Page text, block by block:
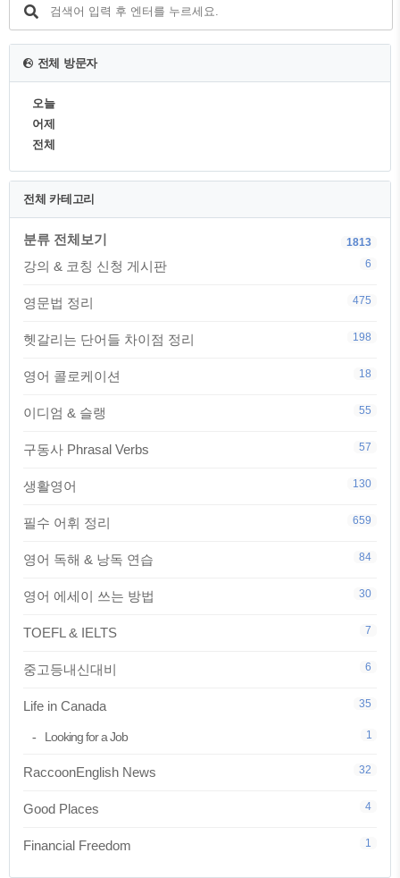
전체 방문자
오늘
어제
전체
전체 카테고리
분류 전체보기 1813
강의 & 코칭 신청 게시판 6
영문법 정리 475
헷갈리는 단어들 차이점 정리 198
영어 콜로케이션 18
이디엄 & 슬랭 55
구동사 Phrasal Verbs 57
생활영어 130
필수 어휘 정리 659
영어 독해 & 낭독 연습 84
영어 에세이 쓰는 방법 30
TOEFL & IELTS 7
중고등내신대비 6
Life in Canada 35
Looking for a Job 1
RaccoonEnglish News 32
Good Places 4
Financial Freedom 1